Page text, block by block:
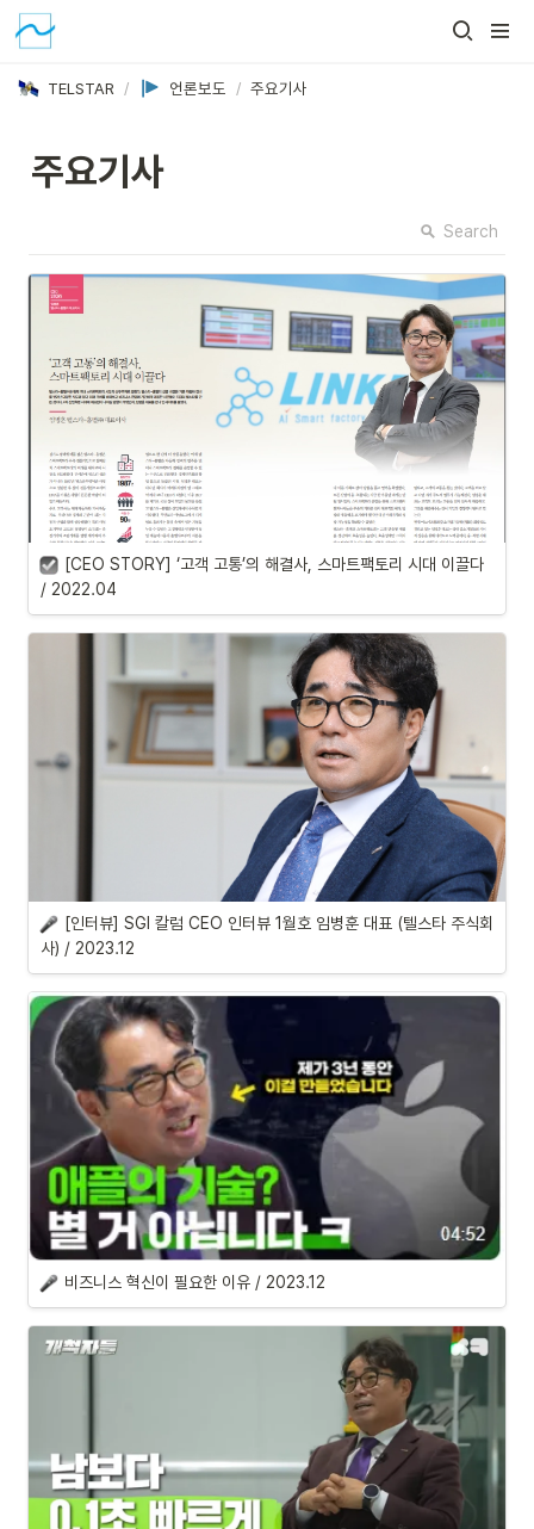
TELSTAR / 언론보도 / 주요기사
주요기사
Search
[CEO STORY] ‘고객 고통’의 해결사, 스마트팩토리 시대 이끌다
/ 2022.04
[인터뷰] SGI 칼럼 CEO 인터뷰 1월호 임병훈 대표 (텔스타 주식회
사) / 2023.12
비즈니스 혁신이 필요한 이유 / 2023.12